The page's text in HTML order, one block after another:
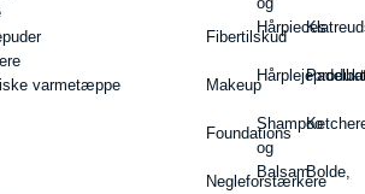
varmetæppe
Fibertilskud
Makeup
Foundations
Negleforstærkere
Hårpieces
Shampoo
og
BalsamBolde,